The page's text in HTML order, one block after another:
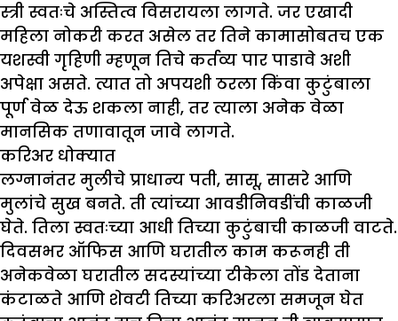
स्त्री स्वतःचे अस्तित्व विसरायला लागते. जर एखादी
महिला नोकरी करत असेल तर तिने कामासोबतच एक
यशस्वी गृहिणी म्हणून तिचे कर्तव्य पार पाडावे अशी
अपेक्षा असते. त्यात तो अपयशी ठरला किंवा कुटुंबाला
पूर्ण वेळ देऊ शकला नाही, तर त्याला अनेक वेळा
मानसिक तणावातून जावे लागते.
करिअर धोक्यात
लग्नानंतर मुलीचे प्राधान्य पती, सासू, सासरे आणि
मुलांचे सुख बनते. ती त्यांच्या आवडीनिवडींची काळजी
घेते. तिला स्वतःच्या आधी तिच्या कुटुंबाची काळजी वाटते.
दिवसभर ऑफिस आणि घरातील काम करूनही ती
अनेकवेळा घरातील सदस्यांच्या टीकेला तोंड देताना
कंटाळते आणि शेवटी तिच्या करिअरला समजून घेत